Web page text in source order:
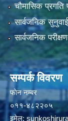
चौमासिक प्रगति
सार्वजनिक सुनुवाई
सार्वजनिक परीक्षण
सम्पर्क विवरण
फाेन न‌‍‍‍‌‌म्बर
०११-४८२२०५
इमेल: